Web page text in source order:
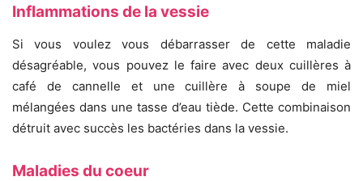
Inflammations de la vessie
Si vous voulez vous débarrasser de cette maladie
désagréable, vous pouvez le faire avec deux cuillères à
café de cannelle et une cuillère à soupe de miel
mélangées dans une tasse d’eau tiède. Cette combinaison
détruit avec succès les bactéries dans la vessie.
Maladies du coeur